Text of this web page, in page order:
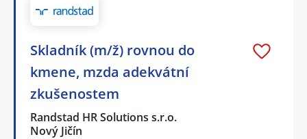
Skladník (m/ž) rovnou do
kmene, mzda adekvátní
zkušenostem
Randstad HR Solutions s.r.o.
Nový Jičín